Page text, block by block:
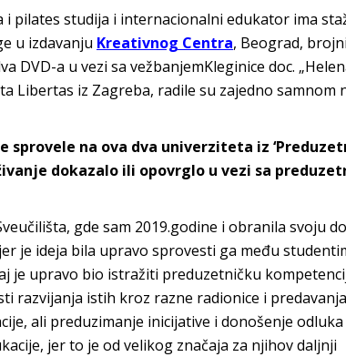
pilates studija i internacionalni edukator ima
u izdavanju Kreativnog Centra, Beograd,
DVD-a u vezi sa vežbanjemKleginice doc.
Libertas iz Zagreba, radile su zajedno samnom
na ova dva univerziteta iz
dokazalo ili opovrglo u vezi sa
gde sam 2019.godine i obranila svoju
je ideja bila upravo sprovesti ga među
je upravo bio istražiti preduzetničku
razvijanja istih kroz razne radionice i
ali preduzimanje inicijative i donošenje
jer to je od velikog značaja za njihov daljnji